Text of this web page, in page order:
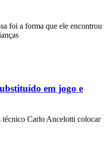
foi a forma que ele encontrou
em jogo e
técnico Carlo Ancelotti colocar